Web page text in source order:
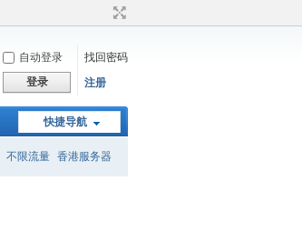
自动登录
找回密码
登录 注册
快捷导航
不限流量 香港服务器